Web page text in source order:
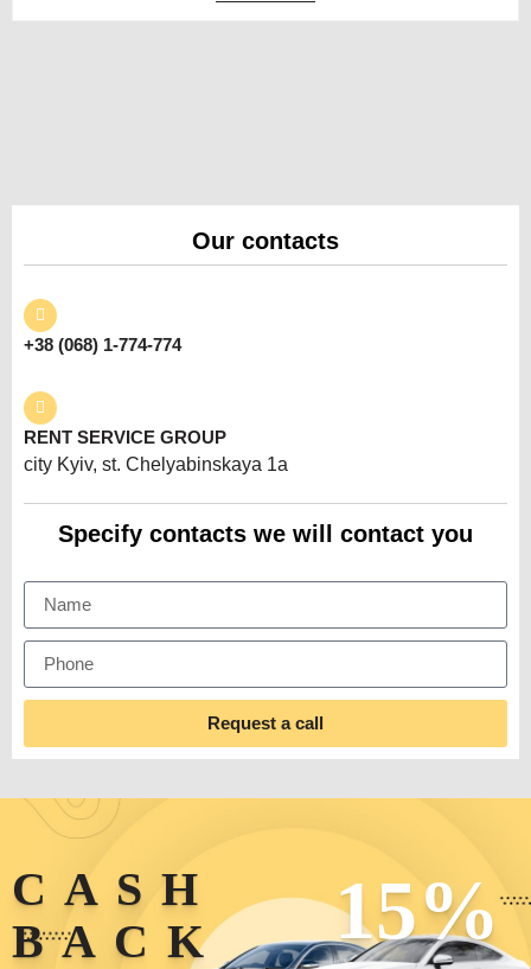
Our contacts
+38 (068) 1-774-774
RENT SERVICE GROUP
city Kyiv, st. Chelyabinskaya 1a
Specify contacts we will contact you
Request a call
CASH
BACK
15%